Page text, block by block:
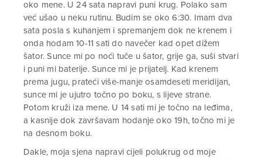
oko mene. U 24 sata napravi puni krug. Polako sam
već ušao u neku rutinu. Budim se oko 6:30. Imam dva
sata posla s kuhanjem i spremanjem dok ne krenem i
onda hodam 10-11 sati do navečer kad opet dižem
šator. Sunce mi po noći tuče u šator, grije ga, suši stvari
i puni mi baterije. Sunce mi je prijatelj. Kad krenem
prema jugu, prateći više-manje osamdeseti meridijan,
sunce mi je ujutro točno po boku, s lijeve strane.
Potom kruži iza mene. U 14 sati mi je točno na leđima,
a kasnije dok završavam hodanje oko 19h, točno mi je
na desnom boku.
Dakle, moja sjena napravi cijeli polukrug od moje